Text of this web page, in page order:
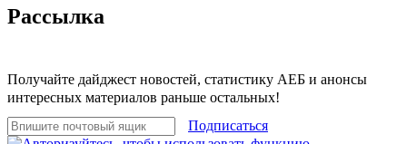
Рассылка
Получайте дайджест новостей, статистику АЕБ и анонсы
интересных материалов раньше остальных!
Подписаться